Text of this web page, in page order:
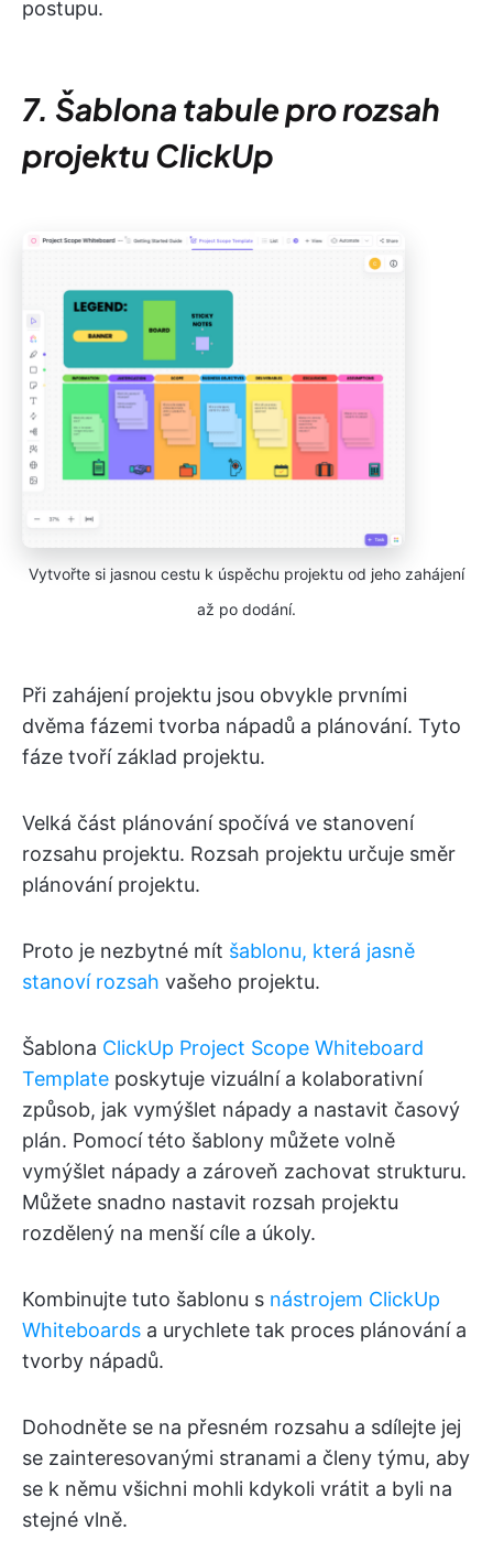
postupu.
7. Šablona tabule pro rozsah
projektu ClickUp
Vytvořte si jasnou cestu k úspěchu projektu od jeho zahájení
až po dodání.
Při zahájení projektu jsou obvykle prvními
dvěma fázemi tvorba nápadů a plánování. Tyto
fáze tvoří základ projektu.
Velká část plánování spočívá ve stanovení
rozsahu projektu. Rozsah projektu určuje směr
plánování projektu.
Proto je nezbytné mít šablonu, která jasně
stanoví rozsah vašeho projektu.
Šablona ClickUp Project Scope Whiteboard
Template poskytuje vizuální a kolaborativní
způsob, jak vymýšlet nápady a nastavit časový
plán. Pomocí této šablony můžete volně
vymýšlet nápady a zároveň zachovat strukturu.
Můžete snadno nastavit rozsah projektu
rozdělený na menší cíle a úkoly.
Kombinujte tuto šablonu s nástrojem ClickUp
Whiteboards a urychlete tak proces plánování a
tvorby nápadů.
Dohodněte se na přesném rozsahu a sdílejte jej
se zainteresovanými stranami a členy týmu, aby
se k němu všichni mohli kdykoli vrátit a byli na
stejné vlně.